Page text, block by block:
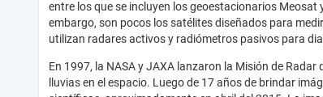
entre los que se incluyen los geoestacionarios
embargo, son pocos los satélites diseñados para
utilizan radares activos y radiómetros pasivos para
En 1997, la NASA y JAXA lanzaron la Misión de
lluvias en el espacio. Luego de 17 años de brindar